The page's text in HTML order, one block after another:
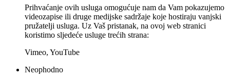
Prihvaćanje ovih usluga omogućuje nam da Vam pokazujemo
videozapise ili druge medijske sadržaje koje hostiraju vanjski
pružatelji usluga. Uz Vaš pristanak, na ovoj web stranici
koristimo sljedeće usluge trećih strana:
Vimeo, YouTube
Neophodno